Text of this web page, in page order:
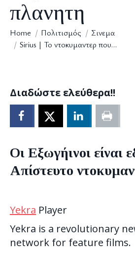
πλανητη
You are here:
Home Πολιτισμός
Σινεμα
Sirius | To ντοκυμαντερ που…
Διαδώστε ελεύθερα!!
Οι Εξωγήινοι είναι
Απίστευτο
Yekra Player
Yekra is a revolutionary
network for feature films.